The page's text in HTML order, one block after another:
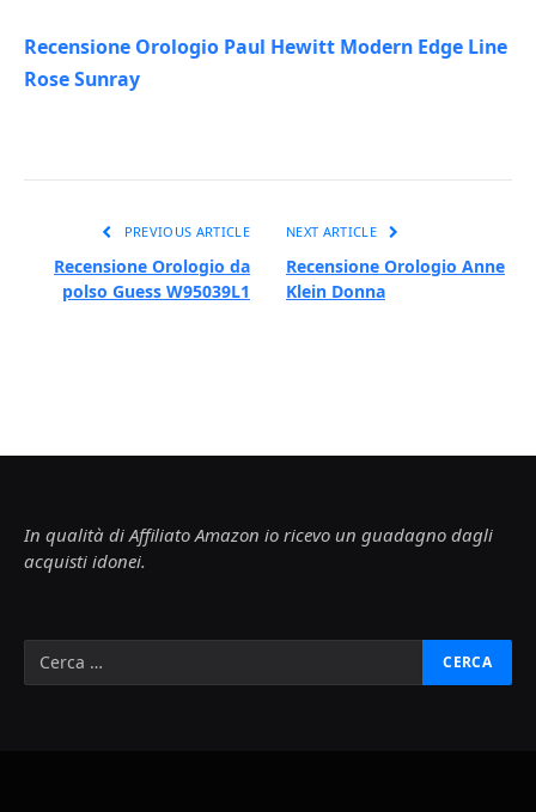
Recensione Orologio Paul Hewitt Modern Edge Line
Rose Sunray
PREVIOUS ARTICLE
Recensione Orologio da
polso Guess W95039L1
NEXT ARTICLE
Recensione Orologio Anne
Klein Donna
In qualità di Affiliato Amazon io ricevo un guadagno dagli
acquisti idonei.